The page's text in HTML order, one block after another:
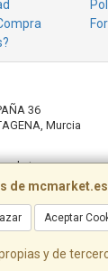
de mcmarket.es
Aceptar
y de
36
Murcia